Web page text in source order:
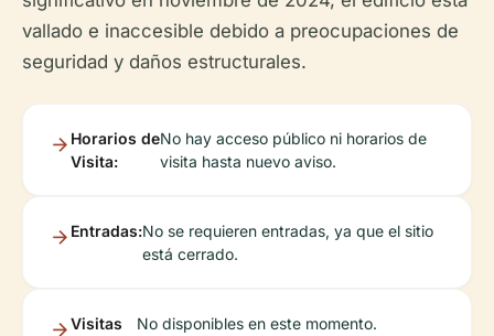
vallado e inaccesible debido a preocupaciones de
seguridad y daños estructurales.
Horarios de
Visita:
No hay acceso público ni horarios de
visita hasta nuevo aviso.
Entradas:No se requieren entradas, ya que el sitio
está cerrado.
Visitas
No disponibles en este momento.